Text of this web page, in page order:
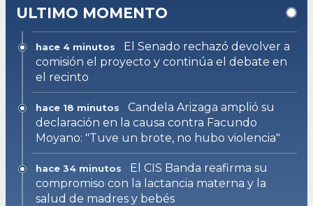
ULTIMO MOMENTO
hace 4 minutos
El Senado rechazó devolver a
comisión el proyecto y continúa el debate en
el recinto
hace 18 minutos
Candela Arizaga amplió su
declaración en la causa contra Facundo
Moyano: "Tuve un brote, no hubo violencia"
hace 34 minutos
El CIS Banda reafirma su
compromiso con la lactancia materna y la
salud de madres y bebés